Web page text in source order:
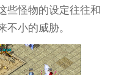
些怪物的设定往往和
不小的威胁。